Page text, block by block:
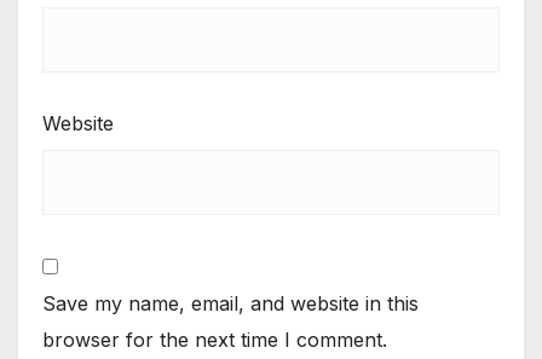
Website
Save my name, email, and website in this
browser for the next time I comment.